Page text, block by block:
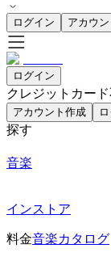
ログイン アカウ
ログイン
クレジットカー
アカウント作成
探す
音楽
インストア
料金音楽カタログ